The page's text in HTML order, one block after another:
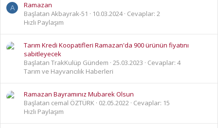
A
Ramazan
Başlatan Akbayrak-51
10.03.2024 Cevaplar: 2
Hızlı Paylaşım
Tarım Kredi Koopatifleri Ramazan'da 900 ürünün fiyatını
sabitleyecek
Başlatan TrakKulüp Gündem 25.03.2023
Cevaplar: 4
Tarım ve Hayvancılık Haberleri
Ramazan Bayramınız Mubarek Olsun
Başlatan cemal ÖZTÜRK 02.05.2022 Cevaplar: 15
Hızlı Paylaşım